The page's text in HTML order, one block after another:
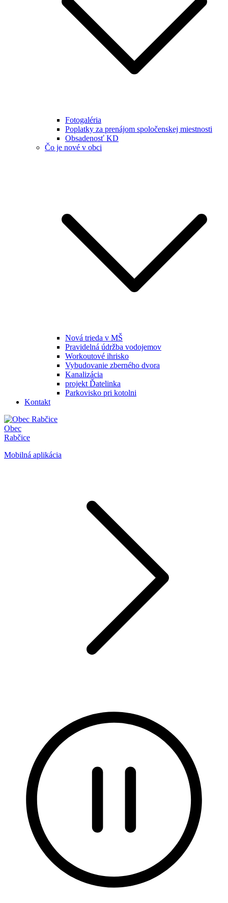
Fotogaléria
Poplatky za prenájom spoločenskej miestnosti
Obsadenosť KD
Čo je nové v obci
Nová trieda v MŠ
Pravidelná údržba vodojemov
Workoutové ihrisko
Vybudovanie zberného dvora
Kanalizácia
projekt Ďatelinka
Parkovisko pri kotolni
Kontakt
Obec
Rabčice
Mobilná aplikácia